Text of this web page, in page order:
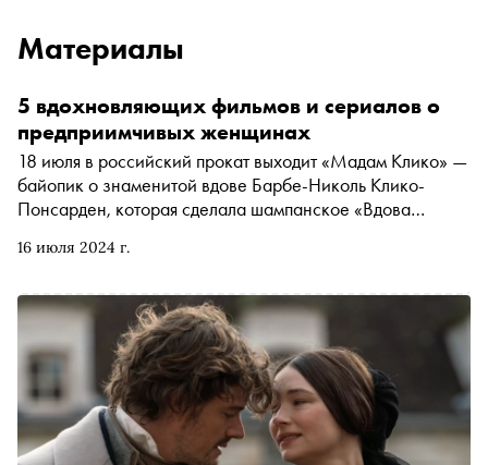
Материалы
16 июля 2024 г.
5 вдохновляющих фильмов и сериалов о
предприимчивых женщинах
18 июля в российский прокат выходит «Мадам Клико» —
байопик о знаменитой вдове Барбе-Николь Клико-
Понсарден, которая сделала шампанское «Вдова
других фильмах и сериалах, в которых
на средства и обстоятельства, в подборке «Сноба»